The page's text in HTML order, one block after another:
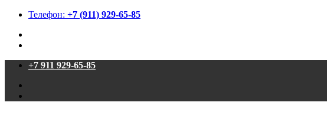
Телефон: +7 (911) 929-65-85
+7 911 929-65-85